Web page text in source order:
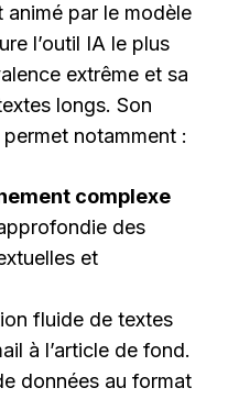
par le modèle
l’outil IA le plus
extrême et sa
longs. Son
notamment :
complexe
des
et
fluide de textes
à l’article de fond.
données au format